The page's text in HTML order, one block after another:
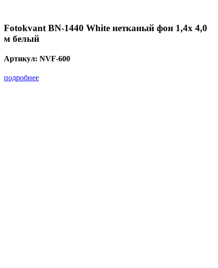
Fotokvant BN-1440 White нетканый фон 1,4х 4,0
м белый
Артикул: NVF-600
подробнее